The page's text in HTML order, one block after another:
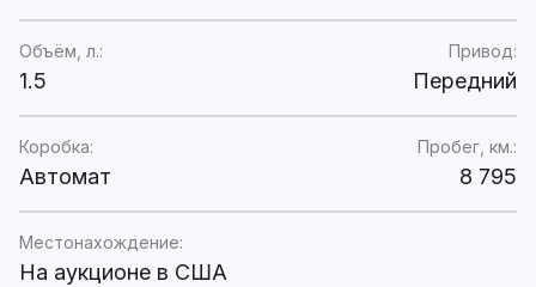
Объём, л.:
1.5
Привод:
Передний
Коробка:
Автомат
Пробег, км.:
8 795
Местонахождение:
На аукционе в США